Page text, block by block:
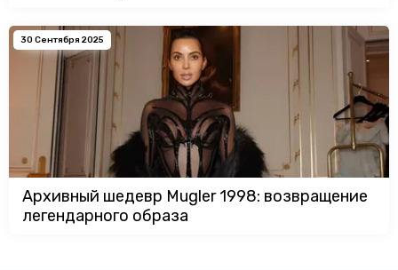
30 Сентября 2025
Архивный шедевр Mugler 1998: возвращение
легендарного образа